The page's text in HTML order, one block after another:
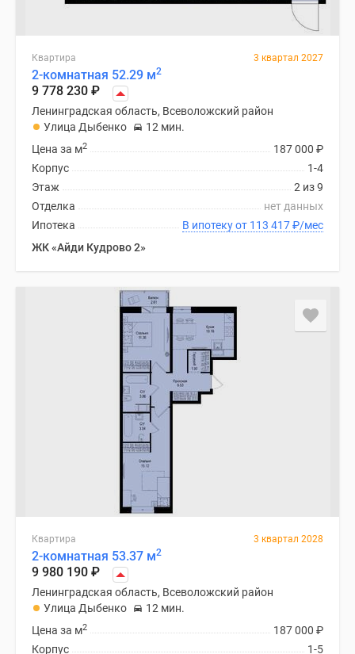
Квартира 3 квартал 2027
2-комнатная 52.29 м2
9 778 230 ₽
Ленинградская область, Всеволожский район
Улица Дыбенко
12 мин.
187 000 ₽
Цена за м2
1-4
Корпус
2 из 9
Этаж
нет данных
Отделка
В ипотеку от 113 417₽/мес
Ипотека
ЖК «Айди Кудрово 2»
Квартира 3 квартал 2028
2-комнатная 53.37 м2
9 980 190 ₽
Ленинградская область, Всеволожский район
Улица Дыбенко
12 мин.
187 000 ₽
Цена за м2
1-5
Корпус